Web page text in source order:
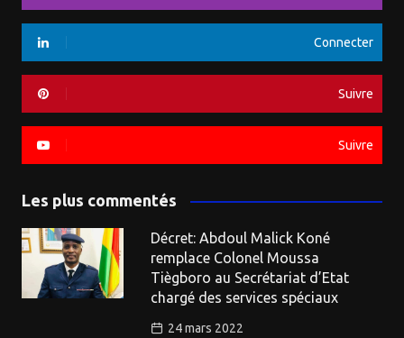
Connecter
Suivre
Suivre
Les plus commentés
Décret: Abdoul Malick Koné
remplace Colonel Moussa
Tiègboro au Secrétariat d’Etat
chargé des services spéciaux
24 mars 2022